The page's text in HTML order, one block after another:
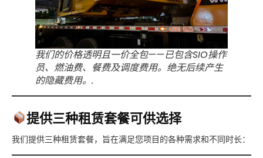
我们的价格透明且一价全包——已包含SIO操作
员、燃油费、餐费及调度费用。绝无后续产生
的隐藏费用。.
提供三种租赁套餐可供选择
我们提供三种租赁套餐，旨在满足您项目的各种需求和不同时长：